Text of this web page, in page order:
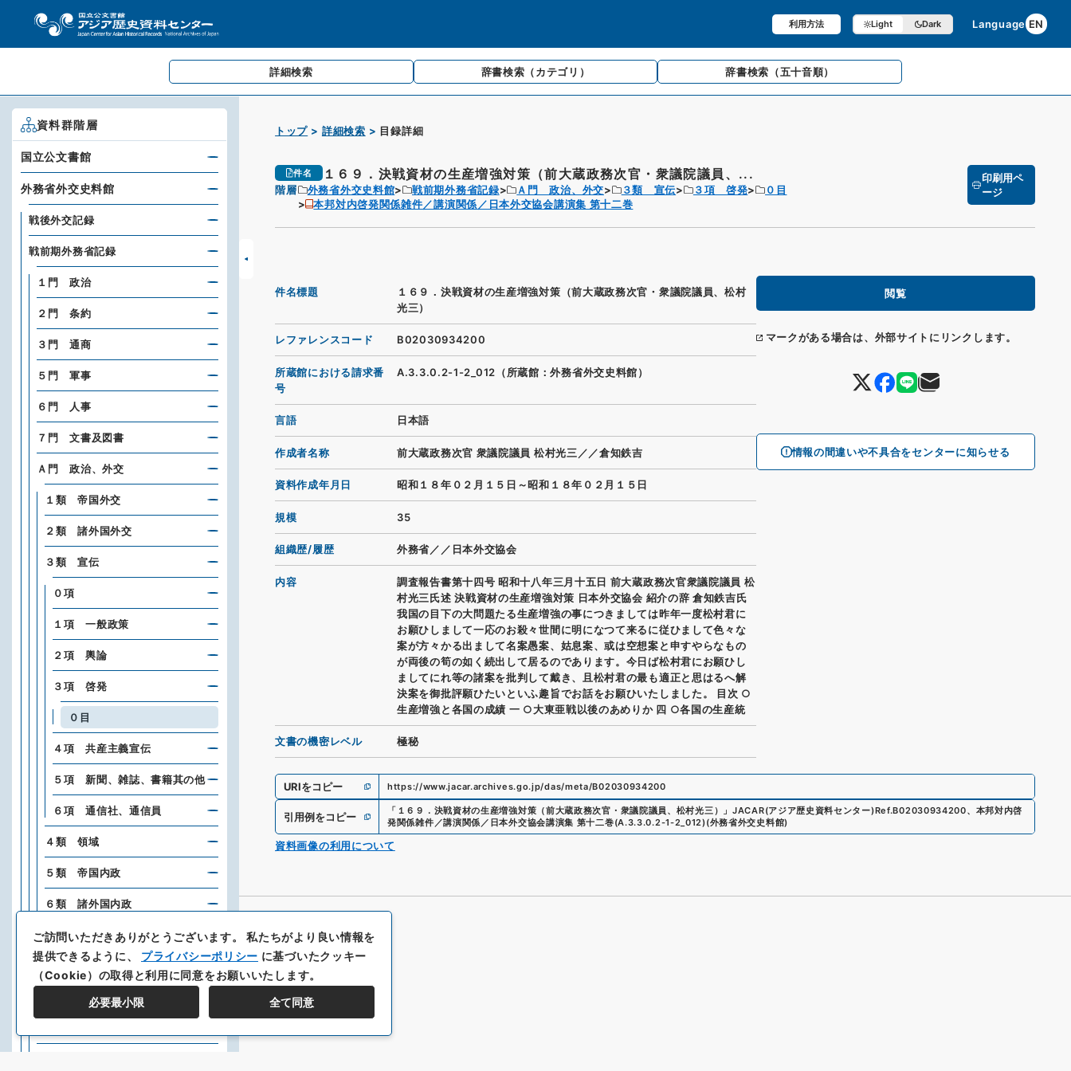
利用方法 Light Dark Language EN
詳細検索 辞書検索 （カテゴリ） 辞書検索 （五十音順）
トップ 詳細検索 目録詳細
件名 １６９．決戦資材の生産増強対策（前大蔵政務次官・衆議院議員、...
階層 外務省外交史料館 戦前期外務省記録 Ａ門 政治、外交 ３類 宣伝 ３項 啓発
０目
本邦対内啓発関係雑件／講演関係／日本外交協会講演集 第十二巻
印刷用ペ
ージ
閲覧
マークがある場合は、外部サイトにリンクします。
情報の間違いや不具合をセンターに知らせる
件名標題
１６９．決戦資材の生産増強対策（前大蔵政務次官・衆議院議員、松村
光三）
レファレンスコード B02030934200
所蔵館における請求番
号
A.3.3.0.2-1-2_012（所蔵館：外務省外交史料館）
言語 日本語
作成者名称 前大蔵政務次官 衆議院議員 松村光三／／倉知鉄吉
資料作成年月日 昭和１８年０２月１５日～昭和１８年０２月１５日
規模 35
組織歴/履歴 外務省／／日本外交協会
内容
調査報告書第十四号 昭和十八年三月十五日 前大蔵政務次官衆議院議員 松
村光三氏述 決戦資材の生産増強対策 日本外交協会 紹介の辞 倉知鉄吉氏
我国の目下の大問題たる生産増強の事につきましては昨年一度松村君に
お願ひしまして一応のお殺々世間に明になつて来るに従ひまして色々な
案が方々かる出まして名案愚案、姑息案、或は空想案と申すやらなもの
が両後の筍の如く続出して居るのであります。今日ば松村君にお願ひし
ましてにれ等の諸案を批判して戴き、且松村君の最も適正と思はるへ解
決案を御批評願ひたいといふ趣旨でお話をお願ひいたしました。 目次 ○
生産増強と各国の成績 一 ○大東亜戦以後のあめりか 四 ○各国の生産統
文書の機密レベル 極秘
URIをコピー https://www.jacar.archives.go.jp/das/meta/B02030934200
引用例をコピー 「 １６９．決戦資材の生産増強対策（前大蔵政務次官・衆議院議員、松村光三） 」 JACAR(アジア歴史資料センター)Ref.B02030934200、 本邦対内啓
発関係雑件／講演関係／日本外交協会講演集 第十二巻(A.3.3.0.2-1-2_012)(外務省外交史料館)
資料画像の利用について
資料群階層
国立公文書館
外務省外交史料館
戦後外交記録
戦前期外務省記録
１門 政治
２門 条約
３門 通商
５門 軍事
６門 人事
７門 文書及図書
Ａ門 政治、外交
１類 帝国外交
２類 諸外国外交
３類 宣伝
０項
１項 一般政策
２項 輿論
３項 啓発
０目
４項 共産主義宣伝
５項 新聞、雑誌、書籍其の他
６項 通信社、通信員
４類 領域
５類 帝国内政
６類 諸外国内政
７類 戦争
Ｂ門 条約、協定、国際会議
ご訪問いただきありがとうございます。私たちがより良い情報を
提供できるように、 プライバシーポリシー に基づいたクッキー
（Cookie）の取得と利用に同意をお願いいたします。
必要最小限 全て同意